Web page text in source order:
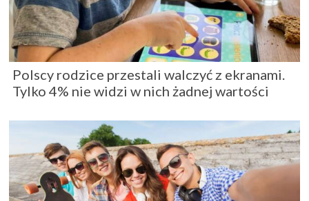
Polscy rodzice przestali walczyć z ekranami.
Tylko 4% nie widzi w nich żadnej wartości